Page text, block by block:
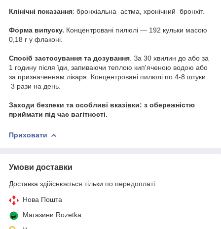
Клінічні показання: бронхіальна астма, хронічний бронхіт.
Форма випуску. Концентровані пилюлі — 192 кульки масою
0,18 г у флаконі.
Спосіб застосування та дозування . За 30 хвилин до або за
1 годину після їди, запиваючи теплою кип'яченою водою або
за призначенням лікаря. Концентровані пилюлі по 4-8 штуки
3 рази на день.
Заходи безпеки та особливі вказівки: з обережністю
приймати під час вагітності.
Приховати
Умови доставки
Доставка здійснюється тільки по передоплаті.
Нова Пошта
Магазини Rozetka